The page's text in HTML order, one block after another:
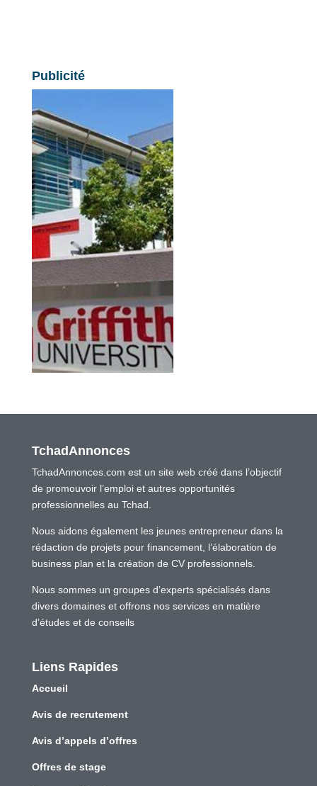
Publicité
TchadAnnonces
TchadAnnonces.com est un site web créé dans l’objectif
de promouvoir l’emploi et autres opportunités
professionnelles au Tchad.
Nous aidons également les jeunes entrepreneur dans la
rédaction de projets pour financement, l’élaboration de
business plan et la création de CV professionnels.
Nous sommes un groupes d’experts spécialisés dans
divers domaines et offrons nos services en matière
d’études et de conseils
Liens Rapides
Accueil
Avis de recrutement
Avis d’appels d’offres
Offres de stage